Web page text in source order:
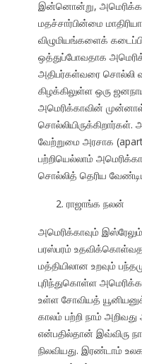
இன்னொன்று,
மதச்சார்பின்மை
விழுமியங்களைக்
ஒத்துப்போவதாக
அதிபர்கள்வரை சொல்லி
கிழக்கிலுள்ள ஒரு
அமெரிக்காவின்
வேற்றுமை அரசாக
பற்றியெல்லாம்
சொல்லித் தெரிய
ராஜாங்க நலன்
அமெரிக்காவும்
பரஸ்பரம்
மத்தியிலான உறவும்
புரிந்துகொள்ள
உள்ள சோவியத்
காலம் பற்றி நாம்
என்பதில்தான் இவ்விரு
நிலவியது. இரண்டாம்